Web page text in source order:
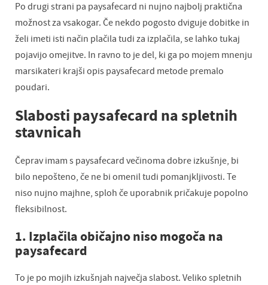
Po drugi strani pa paysafecard ni nujno najbolj praktična
možnost za vsakogar. Če nekdo pogosto dviguje dobitke in
želi imeti isti način plačila tudi za izplačila, se lahko tukaj
pojavijo omejitve. In ravno to je del, ki ga po mojem mnenju
marsikateri krajši opis paysafecard metode premalo
poudari.
Slabosti paysafecard na spletnih
stavnicah
Čeprav imam s paysafecard večinoma dobre izkušnje, bi
bilo nepošteno, če ne bi omenil tudi pomanjkljivosti. Te
niso nujno majhne, sploh če uporabnik pričakuje popolno
fleksibilnost.
1. Izplačila običajno niso mogoča na
paysafecard
To je po mojih izkušnjah največja slabost. Veliko spletnih